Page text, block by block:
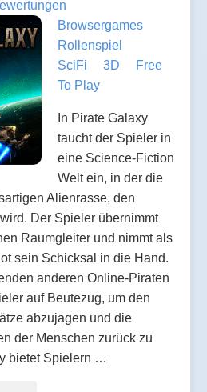
Browsergames
Rollenspiel
SciFi
3D
Free
To Play
In Pirate Galaxy
taucht der Spieler in
eine Science-Fiction
Welt ein, in der die
Alienrasse, den
Der Spieler übernimmt
Raumgleiter und nimmt als
sein Schicksal in die Hand.
anderen Online-Piraten
auf Beutezug, um den
abzujagen und die
der Menschen zurück zu
bietet Spielern …